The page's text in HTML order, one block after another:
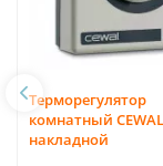
Терморегулятор
комнатный
накладной